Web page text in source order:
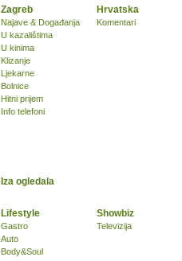
Zagreb
Najave & Događanja
U kazalištima
U kinima
Klizanje
Ljekarne
Bolnice
Hitni prijem
Info telefoni
Hrvatska
Komentari
Lifestyle
Gastro
Auto
Body&Soul
Showbiz
Televizija
Iza ogledala